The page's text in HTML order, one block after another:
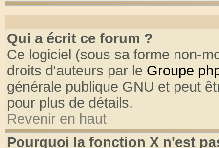
Qui a écrit ce forum ?
Ce logiciel (sous sa forme non-
droits d'auteurs par le Groupe
générale publique GNU et peut
pour plus de détails.
Revenir en haut
Pourquoi la fonction X n'est